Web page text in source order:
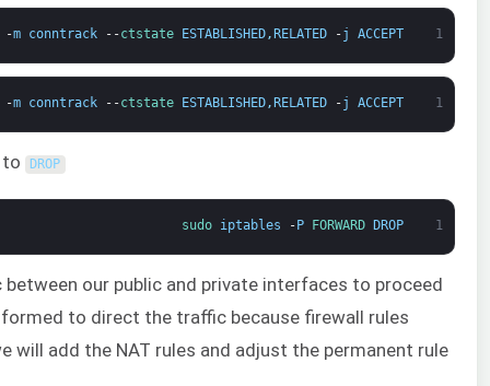
1
-m conntrack --ctstate ESTABLISHED, RELATED -j ACCEPT
1
-m conntrack --ctstate ESTABLISHED, RELATED -j ACCEPT
DROP
1
sudo iptables -P FORWARD DROP
our public and private interfaces to proceed
to direct the traffic because firewall rules
will add the NAT rules and adjust the permanent rule